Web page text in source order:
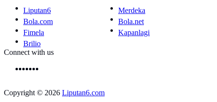
Liputan6
Merdeka
Bola.com
Bola.net
Fimela
Kapanlagi
Brilio
Connect with us
Copyright © 2026 Liputan6.com